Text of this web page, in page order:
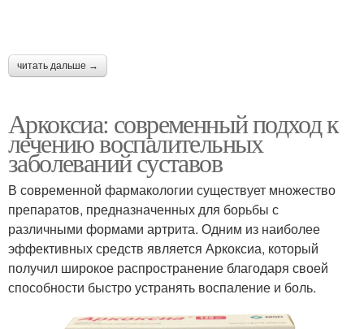
читать дальше →
Аркоксиа: современный подход к
лечению воспалительных
заболеваний суставов
В современной фармакологии существует множество
препаратов, предназначенных для борьбы с
различными формами артрита. Одним из наиболее
эффективных средств является Аркоксиа, который
получил широкое распространение благодаря своей
способности быстро устранять воспаление и боль.